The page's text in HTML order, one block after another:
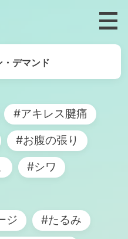
・デマンド
#アキレス腱痛
#お腹の張り
#シワ
ジ
#たるみ